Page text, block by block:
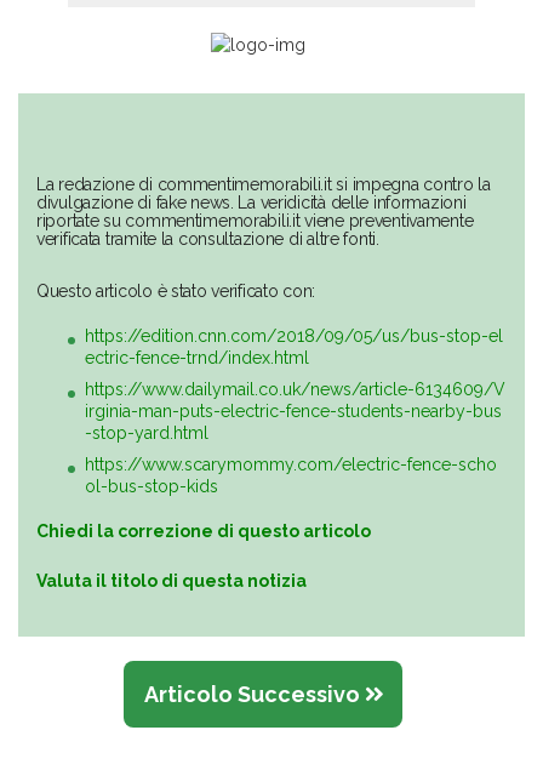
La redazione di commentimemorabili.it si impegna contro la
divulgazione di fake news. La veridicità delle informazioni
riportate su commentimemorabili.it viene preventivamente
verificata tramite la consultazione di altre fonti.
Questo articolo è stato verificato con:
https://edition.cnn.com/2018/09/05/us/bus-stop-el
ectric-fence-trnd/index.html
https://www.dailymail.co.uk/news/article-6134609/V
irginia-man-puts-electric-fence-students-nearby-bus
-stop-yard.html
https://www.scarymommy.com/electric-fence-scho
ol-bus-stop-kids
Chiedi la correzione di questo articolo
Valuta il titolo di questa notizia
Articolo Successivo